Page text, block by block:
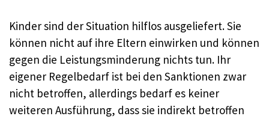
Kinder sind der Situation hilflos ausgeliefert. Sie
können nicht auf ihre Eltern einwirken und können
gegen die Leistungsminderung nichts tun. Ihr
eigener Regelbedarf ist bei den Sanktionen zwar
nicht betroffen, allerdings bedarf es keiner
weiteren Ausführung, dass sie indirekt betroffen